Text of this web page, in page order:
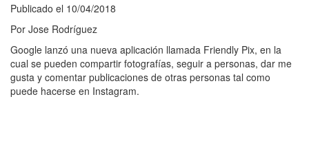
Publicado el 10/04/2018
Por Jose Rodríguez
Google lanzó una nueva aplicación llamada Friendly Pix, en la
cual se pueden compartir fotografías, seguir a personas, dar me
gusta y comentar publicaciones de otras personas tal como
puede hacerse en Instagram.